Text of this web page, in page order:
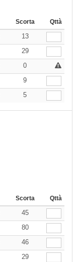
Scorta Qttà
13
29
0
9
5
Scorta Qttà
45
80
46
29